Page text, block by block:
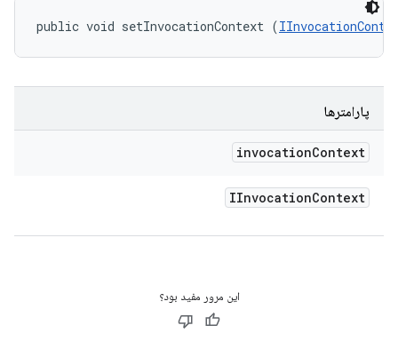
public void setInvocationContext (
پارامترها
invocationContext
IInvocationContext
این مرور مفید بود؟